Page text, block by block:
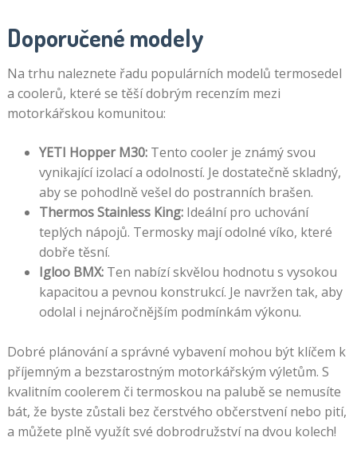
Doporučené modely
Na trhu naleznete řadu populárních modelů termosedel
a coolerů, které se těší dobrým recenzím mezi
motorkářskou komunitou:
YETI Hopper M30:Tento cooler je známý svou
vynikající izolací a odolností. Je dostatečně skladný,
aby se pohodlně vešel do postranních brašen.
Thermos Stainless King:Ideální pro uchování
teplých nápojů. Termosky mají odolné víko, které
dobře těsní.
Igloo BMX:Ten nabízí skvělou hodnotu s vysokou
kapacitou a pevnou konstrukcí. Je navržen tak, aby
odolal i nejnáročnějším podmínkám výkonu.
Dobré plánování a správné vybavení mohou být klíčem k
příjemným a bezstarostným motorkářským výletům. S
kvalitním coolerem či termoskou na palubě se nemusíte
bát, že byste zůstali bez čerstvého občerstvení nebo pití,
a můžete plně využít své dobrodružství na dvou kolech!